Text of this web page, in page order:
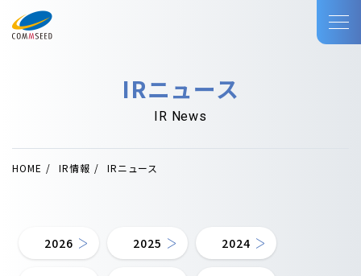
IRニュース
IR News
HOME IR情報 IRニュース
2026 2025 2024